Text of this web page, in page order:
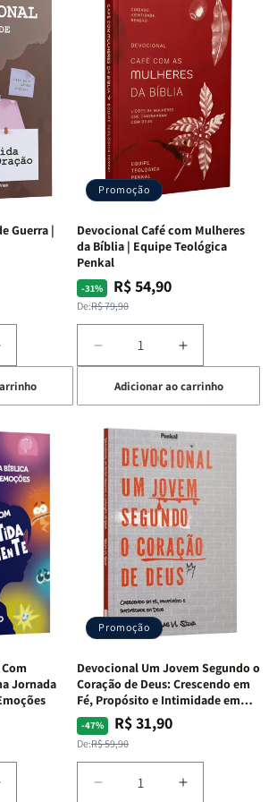
Guerra |
Quarto
Promoção
Devocional Café com Mulheres
da Bíblia | Equipe Teológica
Penkal
-31%
Preço
normal
De:R$ 79,90
Preço
promocional
R$ 54,90
Diminuir
a
quantidade
de
Devocional
Café
com
Mulheres
da
Bíblia
Equipe
Teológica
Penkal
Aumentar
a
quantidade
de
Devocional
Café
com
Mulheres
da
Bíblia
|
Equipe
Teológica
Penkal
Adicionar ao carrinho
Jornada
Promoção
Devocional Um Jovem Segundo o
Coração de Deus: Crescendo em
Fé, Propósito e Intimidade em
Deus
-47%
Preço
normal
De:R$ 59,90
Preço
promocional
R$ 31,90
Diminuir
Aumentar